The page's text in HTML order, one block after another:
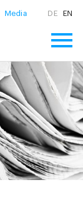
Media DE EN